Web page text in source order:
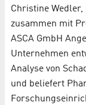
Christine
zusammen mit
ASCA GmbH
Unternehmen
Analyse von
und beliefert